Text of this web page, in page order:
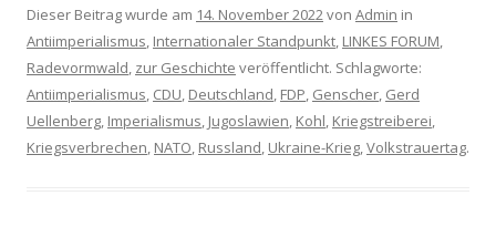
Dieser Beitrag wurde am 14. November 2022von Admin in
Antiimperialismus, Internationaler Standpunkt, LINKES FORUM,
Radevormwald, zur Geschichte veröffentlicht. Schlagworte:
Antiimperialismus, CDU, Deutschland, FDP, Genscher, Gerd
Uellenberg, Imperialismus, Jugoslawien, Kohl, Kriegstreiberei,
Kriegsverbrechen, NATO, Russland, Ukraine-Krieg,Volkstrauertag.